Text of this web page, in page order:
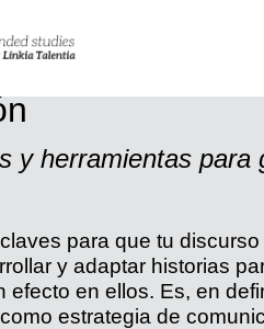
de Storytelling
y herramientas
para que tu
y adaptar historias
efecto en ellos. Es, en
estrategia de